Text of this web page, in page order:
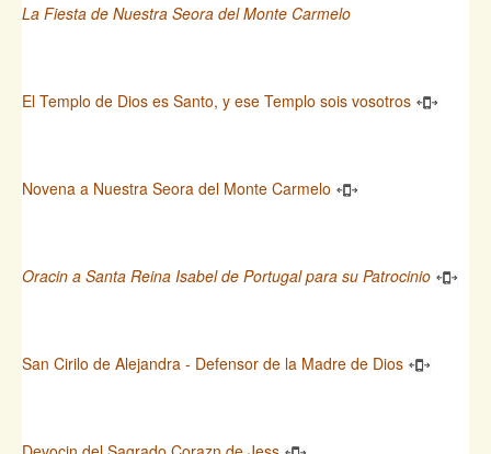
La Fiesta de Nuestra Seora del Monte Carmelo
El Templo de Dios es Santo, y ese Templo sois vosotros
Novena a Nuestra Seora del Monte Carmelo
Oracin a Santa Reina Isabel de Portugal para su Patrocinio
San Cirilo de Alejandra - Defensor de la Madre de Dios